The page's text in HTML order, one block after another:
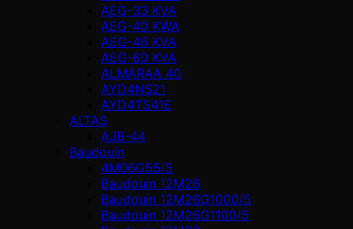
AEG-33 KVA
AEG-40 KWA
AEG-46 KVA
AEG-60 KVA
ALMARAA 40
AYD4NS21
AYD4TS41E
ALTAŞ
AJB-44
Baudouin
4M06G55/5
Baudouin 12M26
Baudouin 12M26G1000/5
Baudouin 12M26G1100/5